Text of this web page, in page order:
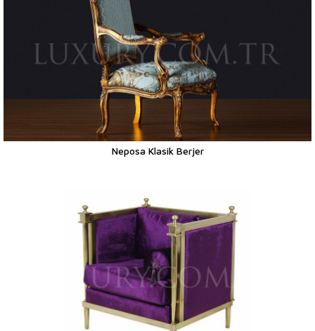
Neposa Klasik Berjer